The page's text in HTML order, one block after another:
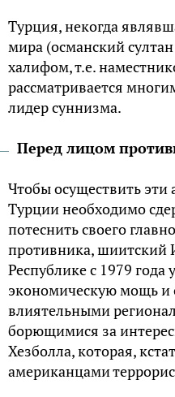
Турция, некогда
мира (османский
халифом, т.е.
рассматривается
лидер суннизма.
Перед лицом
Чтобы осуществить
Турции необходимо
потеснить своего
противника, шиитский
Республике с 1979 года
экономическую мощь и
влиятельными
борющимися за
Хезболла, которая,
американцами